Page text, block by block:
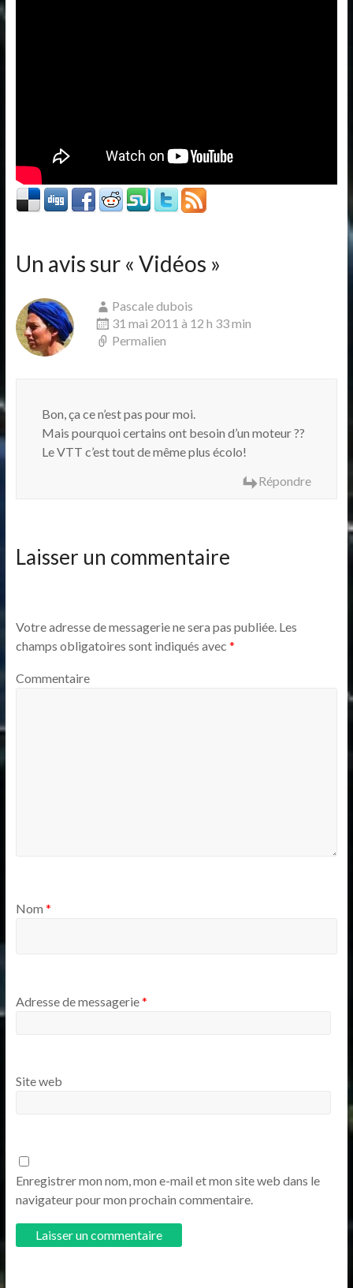
Un avis sur « Vidéos »
Pascale dubois
31 mai 2011 à 12 h 33 min
Permalien
Bon, ça ce n’est pas pour moi.
Mais pourquoi certains ont besoin d’un moteur ??
Le VTT c’est tout de même plus écolo!
Répondre
Laisser un commentaire
Votre adresse de messagerie ne sera pas publiée. Les
champs obligatoires sont indiqués avec *
Commentaire
Nom *
Adresse de messagerie*
Site web
Enregistrer mon nom, mon e-mail et mon site web dans le
navigateur pour mon prochain commentaire.